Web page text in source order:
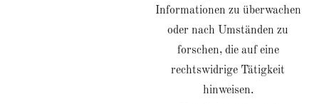
Informationen zu überwachen
oder nach Umständen zu
forschen, die auf eine
rechtswidrige Tätigkeit
hinweisen.